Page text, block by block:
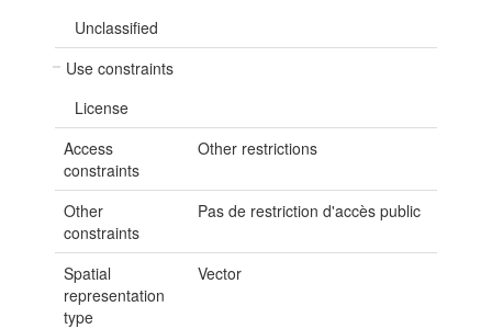
Unclassified
Use constraints
License
Access
constraints
Other restrictions
Other
constraints
Pas de restriction d'accès public
Spatial
representation
type
Vector